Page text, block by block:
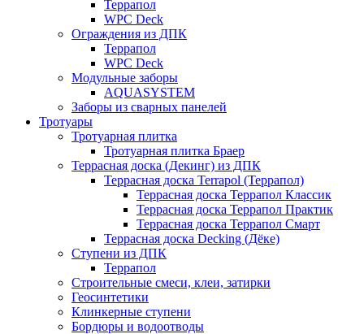
Террапол
WPC Deck
Ограждения из ДПК
Террапол
WPC Deck
Модульные заборы
AQUASYSTEM
Заборы из сварных панелей
Тротуары
Тротуарная плитка
Тротуарная плитка Браер
Террасная доска (Декинг) из ДПК
Террасная доска Terrapol (Террапол)
Террасная доска Террапол Классик
Террасная доска Террапол Практик
Террасная доска Террапол Смарт
Террасная доска Decking (Дёке)
Ступени из ДПК
Террапол
Строительные смеси, клеи, затирки
Геосинтетики
Клинкерные ступени
Бордюры и водоотводы